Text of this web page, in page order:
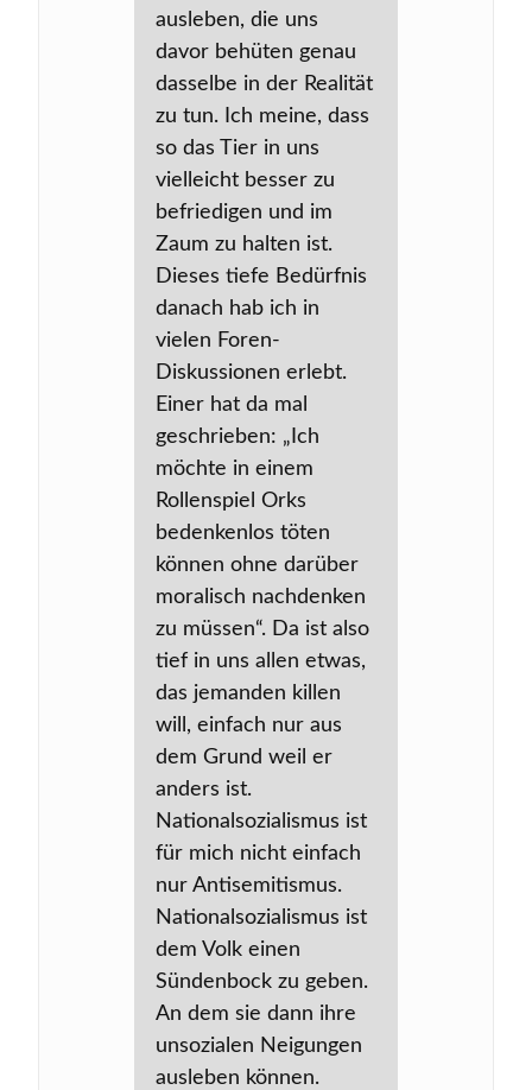
ausleben, die uns
davor behüten genau
dasselbe in der Realität
zu tun. Ich meine, dass
so das Tier in uns
vielleicht besser zu
befriedigen und im
Zaum zu halten ist.
Dieses tiefe Bedürfnis
danach hab ich in
vielen Foren-
Diskussionen erlebt.
Einer hat da mal
geschrieben: „Ich
möchte in einem
Rollenspiel Orks
bedenkenlos töten
können ohne darüber
moralisch nachdenken
zu müssen“. Da ist also
tief in uns allen etwas,
das jemanden killen
will, einfach nur aus
dem Grund weil er
anders ist.
Nationalsozialismus ist
für mich nicht einfach
nur Antisemitismus.
Nationalsozialismus ist
dem Volk einen
Sündenbock zu geben.
An dem sie dann ihre
unsozialen Neigungen
ausleben können.